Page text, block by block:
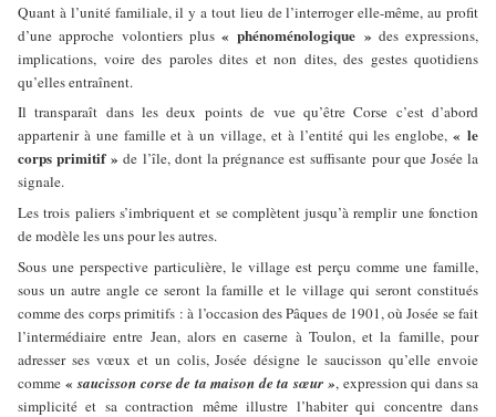
Quant à l’unité familiale, il y a tout lieu de l’interroger elle-même, au profit
d’une approche volontiers plus « phénoménologique » des expressions,
implications, voire des paroles dites et non dites, des gestes quotidiens
qu’elles entraînent.
Il transparaît dans les deux points de vue qu’être Corse c’est d’abord
appartenir à une famille et à un village, et à l’entité qui les englobe,« le
corps primitif » de l’île, dont la prégnance est suffisante pour que Josée la
signale.
Les trois paliers s’imbriquent et se complètent jusqu’à remplir une fonction
de modèle les uns pour les autres.
Sous une perspective particulière, le village est perçu comme une famille,
sous un autre angle ce seront la famille et le village qui seront constitués
comme des corps primitifs : à l’occasion des Pâques de 1901, où Josée se fait
l’intermédiaire entre Jean, alors en caserne à Toulon, et la famille, pour
adresser ses vœux et un colis, Josée désigne le saucisson qu’elle envoie
comme «saucisson corse de ta maison de ta sœur », expression qui dans sa
simplicité et sa contraction même illustre l’habiter qui concentre dans